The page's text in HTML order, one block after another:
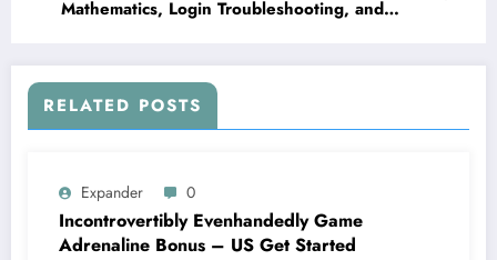
Mathematics, Login Troubleshooting, and
RELATED POSTS
Expander 0
Incontrovertibly Evenhandedly Game
Adrenaline Bonus – US Get Started